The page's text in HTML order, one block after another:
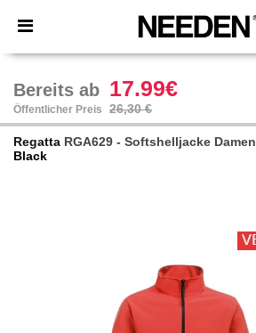
× Needen App
Bessere Preise in der App!
Bereits ab 17.99€
Öffentlicher Preis 26,30 €
Regatta RGA629 - Softshelljacke Damen
Black